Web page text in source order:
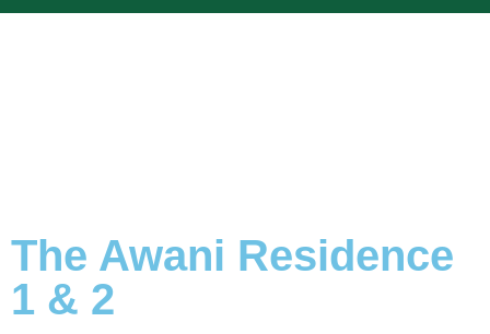
The Awani Residence
1 & 2